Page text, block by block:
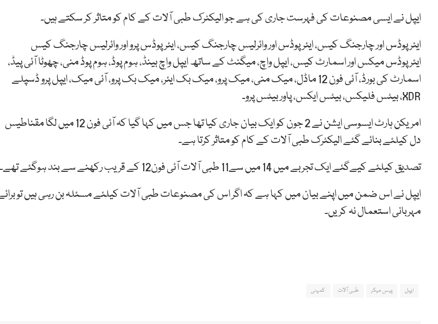
ایپل نے ایسی مصنوعات کی فہرست جاری کی ہے جو الیکٹرک طبی آلات کے کام کو متاثر کر سکتے ہیں۔
ایئر پوڈس اور چارجنگ کیس، ایئر پوڈس اور وائرلیس چارجنگ کیس، ایئر پوڈس پرو اور وائرلیس چارجنگ کیس
ایئر پوڈس میکس اور اسمارٹ کیس، ایپل واچ، میگنٹ کے ساتھ ایپل واچ بینڈ، ہوم پوڈ، ہوم پوڈ منی، چھوٹا آئی پیڈ،
اسمارٹ کی بورڈ، آئی فون 12 ماڈل، میک منی، میک پرو، میک بک ایئر، میک بک پرو، آئی میک، ایپل پرو ڈسپلے
XDR، بیٹس فلیکس، بیٹس ایکس، پاور بیٹس پرو۔
امریکن ہارٹ ایسوسی ایشن نے 2 جون کو ایک بیان جاری کیا تھا جس میں کہا گیا کہ آئی فون 12 میں لگا مقناطیس
دل کیلئے بنائے گئے الیکٹرک طبی آلات کے کام کو متاثر کرتا ہے۔
تصدیق کیلئے کیےگئے ایک تجربے میں 14 میں سے11 طبی آلات آئی فون12 کے قریب رکھنے سے بند ہوگئے تھے۔
ایپل نے اس ضمن میں اپنے بیان میں کہا ہے کہ اگر اس کی مصنوعات طبی آلات کیلئے مسئلہ بن رہی ہیں تو
مہربانی استعمال نہ کریں۔
ایپل پیس میکر طبی آلات کمپنی